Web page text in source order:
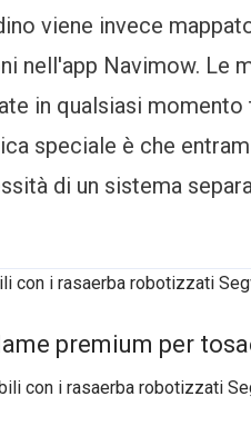
viene invece
nell'app Navimow. Le
in qualsiasi
speciale è che
di un sistema
premium per
con i rasaerba robotizzati